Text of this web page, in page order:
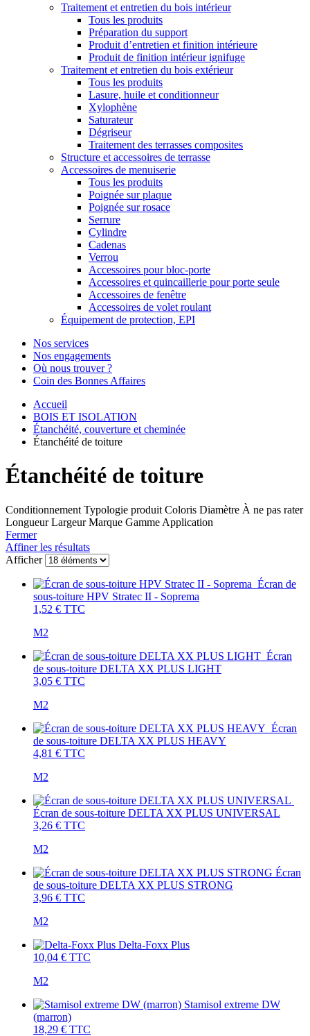
Traitement et entretien du bois intérieur
Tous les produits
Préparation du support
Produit d’entretien et finition intérieure
Produit de finition intérieur ignifuge
Traitement et entretien du bois extérieur
Tous les produits
Lasure, huile et conditionneur
Xylophène
Saturateur
Dégriseur
Traitement des terrasses composites
Structure et accessoires de terrasse
Accessoires de menuiserie
Tous les produits
Poignée sur plaque
Poignée sur rosace
Serrure
Cylindre
Cadenas
Verrou
Accessoires pour bloc-porte
Accessoires et quincaillerie pour porte seule
Accessoires de fenêtre
Accessoires de volet roulant
Équipement de protection, EPI
Nos services
Nos engagements
Où nous trouver ?
Coin des Bonnes Affaires
Accueil
BOIS ET ISOLATION
Étanchéité, couverture et cheminée
Étanchéité de toiture
Étanchéité de toiture
Conditionnement Typologie produit Coloris Diamètre À ne pas rater
Longueur Largeur Marque Gamme Application
Fermer
Affiner les résultats
Afficher
Écran de
sous-toiture HPV Stratec II - Soprema
1,52 € TTC
M2
Écran
de sous-toiture DELTA XX PLUS LIGHT
3,05 € TTC
M2
Écran
de sous-toiture DELTA XX PLUS HEAVY
4,81 € TTC
M2
Écran de sous-toiture DELTA XX PLUS UNIVERSAL
3,26 € TTC
M2
Écran
de sous-toiture DELTA XX PLUS STRONG
3,96 € TTC
M2
Delta-Foxx Plus
10,04 € TTC
M2
Stamisol extreme DW
(marron)
18,29 € TTC